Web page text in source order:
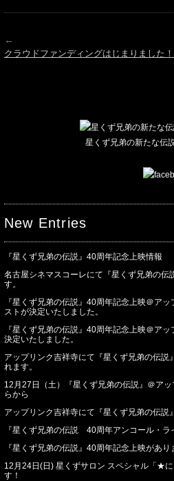
←
クラウドファンディングはじまりました！
星くず兄弟の新たな伝
New Entries
『星くず兄弟の伝説』40周年記念上映情報
名古屋シネマスコーレにて『星くず兄弟の伝
す。
『星くず兄弟の伝説』40周年記念上映＠ア
ストが決定いたしました。
『星くず兄弟の伝説』40周年記念上映＠ア
決定いたしました。
アップリンク吉祥寺にて『星くず兄弟の伝
れます。
12月27日（土）『星くず兄弟の伝説』＠ア
らから
アップリンク吉祥寺にて『星くず兄弟の伝説
『星くず兄弟の伝説 40周年アンコール・ラ
『星くず兄弟の伝説』40周年記念上映があり
12月24日(日) 星くずサロン スペシャル「★
す！